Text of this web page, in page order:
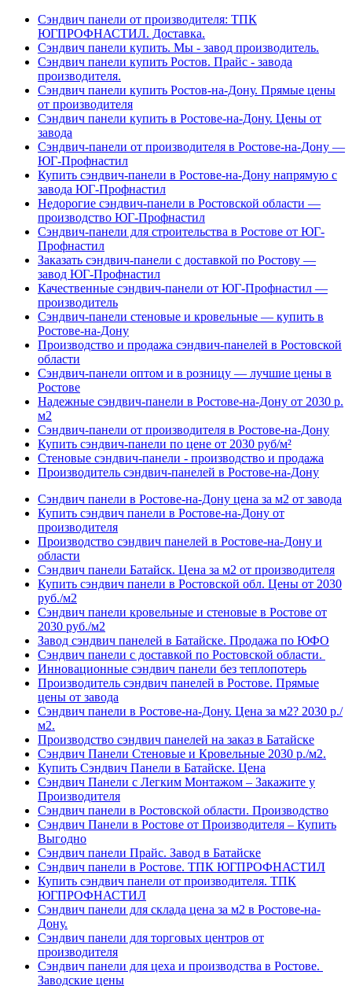
Сэндвич панели от производителя: ТПК
ЮГПРОФНАСТИЛ. Доставка.
Сэндвич панели купить. Мы - завод производитель.
Сэндвич панели купить Ростов. Прайс - завода
производителя.
Сэндвич панели купить Ростов-на-Дону. Прямые цены
от производителя
Сэндвич панели купить в Ростове-на-Дону. Цены от
завода
Сэндвич-панели от производителя в Ростове-на-Дону —
ЮГ-Профнастил
Купить сэндвич-панели в Ростове-на-Дону напрямую с
завода ЮГ-Профнастил
Недорогие сэндвич-панели в Ростовской области —
производство ЮГ-Профнастил
Сэндвич-панели для строительства в Ростове от ЮГ-
Профнастил
Заказать сэндвич-панели с доставкой по Ростову —
завод ЮГ-Профнастил
Качественные сэндвич-панели от ЮГ-Профнастил —
производитель
Сэндвич-панели стеновые и кровельные — купить в
Ростове-на-Дону
Производство и продажа сэндвич-панелей в Ростовской
области
Сэндвич-панели оптом и в розницу — лучшие цены в
Ростове
Надежные сэндвич-панели в Ростове-на-Дону от 2030 р.
м2
Сэндвич-панели от производителя в Ростове-на-Дону
Купить сэндвич-панели по цене от 2030 руб/м²
Стеновые сэндвич-панели - производство и продажа
Производитель сэндвич-панелей в Ростове-на-Дону
Сэндвич панели в Ростове-на-Дону цена за м2 от завода
Купить сэндвич панели в Ростове-на-Дону от
производителя
Производство сэндвич панелей в Ростове-на-Дону и
области
Сэндвич панели Батайск. Цена за м2 от производителя
Купить сэндвич панели в Ростовской обл. Цены от 2030
руб./м2
Сэндвич панели кровельные и стеновые в Ростове от
2030 руб./м2
Завод сэндвич панелей в Батайске. Продажа по ЮФО
Сэндвич панели с доставкой по Ростовской области.
Инновационные сэндвич панели без теплопотерь
Производитель сэндвич панелей в Ростове. Прямые
цены от завода
Сэндвич панели в Ростове-на-Дону. Цена за м2? 2030 р./
м2.
Производство сэндвич панелей на заказ в Батайске
Сэндвич Панели Стеновые и Кровельные 2030 р./м2.
Купить Сэндвич Панели в Батайске. Цена
Сэндвич Панели с Легким Монтажом – Закажите у
Производителя
Сэндвич панели в Ростовской области. Производство
Сэндвич Панели в Ростове от Производителя – Купить
Выгодно
Сэндвич панели Прайс. Завод в Батайске
Сэндвич панели в Ростове. ТПК ЮГПРОФНАСТИЛ
Купить сэндвич панели от производителя. ТПК
ЮГПРОФНАСТИЛ
Сэндвич панели для склада цена за м2 в Ростове-на-
Дону.
Сэндвич панели для торговых центров от
производителя
Сэндвич панели для цеха и производства в Ростове.
Заводские цены